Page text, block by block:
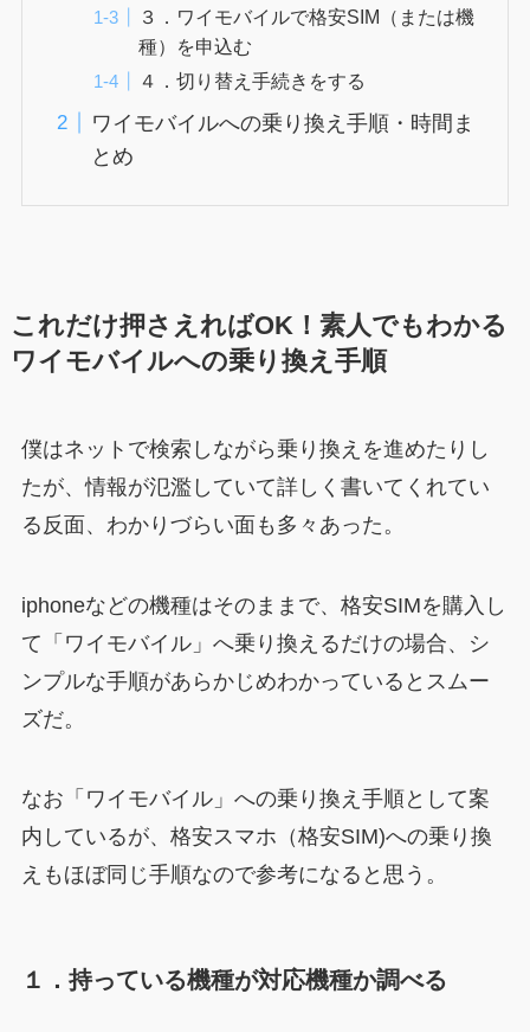
３．ワイモバイルで格安SIM（または機
種）を申込む
４．切り替え手続きをする
ワイモバイルへの乗り換え手順・時間ま
とめ
これだけ押さえればOK！素人でもわかる
ワイモバイルへの乗り換え手順
僕はネットで検索しながら乗り換えを進めたりし
たが、情報が氾濫していて詳しく書いてくれてい
る反面、わかりづらい面も多々あった。
iphoneなどの機種はそのままで、格安SIMを購入し
て「ワイモバイル」へ乗り換えるだけの場合、シ
ンプルな手順があらかじめわかっているとスムー
ズだ。
なお「ワイモバイル」への乗り換え手順として案
内しているが、格安スマホ（格安SIM)への乗り換
えもほぼ同じ手順なので参考になると思う。
１．持っている機種が対応機種か調べる